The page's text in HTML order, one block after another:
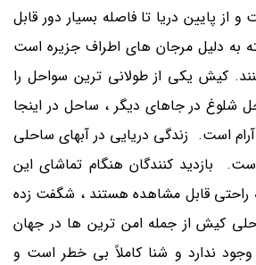
از پایین دریا تا فاصله بسیار دور قابل
به دلیل مرجان های اطراف جزیره است
کیش یکی از طولانی ترین سواحل را
شلوغ در جاهای دیگر ، ساحل در اینجا
است. زندگی دریایی در آبهای ساحلی
بازدید کنندگان هنگام تماشای این
راحتی قابل مشاهده هستند ، شگفت زده
کیش از جمله امن ترین ها در جهان
ندارد و شنا کاملاً بی خطر است و